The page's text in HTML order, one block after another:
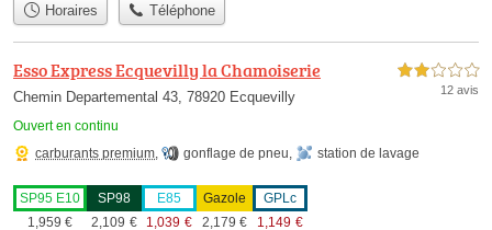
Horaires Téléphone
Esso Express Ecquevilly la Chamoiserie
Chemin Departemental 43, 78920 Ecquevilly
Ouvert en continu
2,0 étoiles sur 5
12 avis
carburants premium, gonflage de pneu, station de lavage
SP95 E10
1,959 €
SP98
2,109 €
E85
1,039 €
Gazole
2,179 €
GPLc
1,149 €